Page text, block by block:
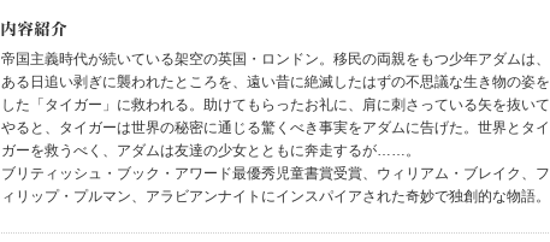
帝国主義時代が続いている架空の英国・ロンドン。移民の両親をもつ少年アダムは、
ある日追い剥ぎに襲われたところを、遠い昔に絶滅したはずの不思議な生き物の姿を
した「タイガー」に救われる。助けてもらったお礼に、肩に刺さっている矢を抜いて
やると、タイガーは世界の秘密に通じる驚くべき事実をアダムに告げた。世界とタイ
ガーを救うべく、アダムは友達の少女とともに奔走するが……。
ブリティッシュ・ブック・アワード最優秀児童書賞受賞、ウィリアム・ブレイク、フ
ィリップ・プルマン、アラビアンナイトにインスパイアされた奇妙で独創的な物語。